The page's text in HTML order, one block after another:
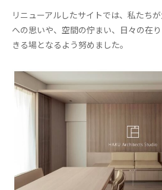
Contact
リニューアルしたサイトでは、私たち
への思いや、空間の佇まい、日々の在
きる場となるよう努めました。